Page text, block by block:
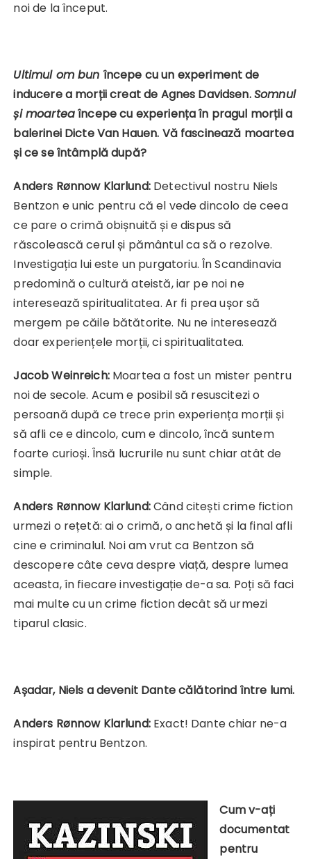
noi de la început.
Ultimul om bun începe cu un experiment de
inducere a morții creat de Agnes Davidsen.Somnul
și moarteaîncepe cu experiența în pragul morții a
balerinei Dicte Van Hauen. Vă fascinează moartea
și ce se întâmplă după?
Anders Rønnow Klarlund: Detectivul nostru Niels
Bentzon e unic pentru că el vede dincolo de ceea
ce pare o crimă obișnuită și e dispus să
răscolească cerul și pământul ca să o rezolve.
Investigația lui este un purgatoriu. În Scandinavia
predomină o cultură ateistă, iar pe noi ne
interesează spiritualitatea. Ar fi prea ușor să
mergem pe căile bătătorite. Nu ne interesează
doar experiențele morții, ci spiritualitatea.
Jacob Weinreich:Moartea a fost un mister pentru
noi de secole. Acum e posibil să resuscitezi o
persoană după ce trece prin experiența morții și
să afli ce e dincolo, cum e dincolo, încă suntem
foarte curioși. Însă lucrurile nu sunt chiar atât de
simple.
Anders Rønnow Klarlund:Când citești crime fiction
urmezi o rețetă: ai o crimă, o anchetă și la final afli
cine e criminalul. Noi am vrut ca Bentzon să
descopere câte ceva despre viață, despre lumea
aceasta, în fiecare investigație de-a sa. Poți să faci
mai multe cu un crime fiction decât să urmezi
tiparul clasic.
Așadar, Niels a devenit Dante călătorind între lumi.
Anders Rønnow Klarlund: Exact! Dante chiar ne-a
inspirat pentru Bentzon.
Cum v-ați
documentat
pentru